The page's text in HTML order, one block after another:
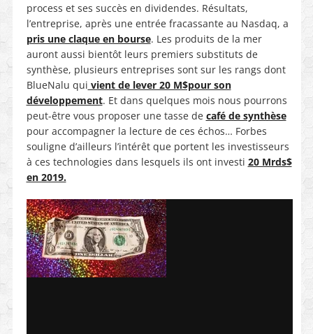
process et ses succès en dividendes. Résultats,
l’entreprise, après une entrée fracassante au Nasdaq, a
pris une claque en bourse. Les produits de la mer
auront aussi bientôt leurs premiers substituts de
synthèse, plusieurs entreprises sont sur les rangs dont
BlueNalu qui vient de lever 20 M$pour son
développement. Et dans quelques mois nous pourrons
peut-être vous proposer une tasse de café de synthèse
pour accompagner la lecture de ces échos… Forbes
souligne d’ailleurs l’intérêt que portent les investisseurs
à ces technologies dans lesquels ils ont investi 20 Mrds$
en 2019.